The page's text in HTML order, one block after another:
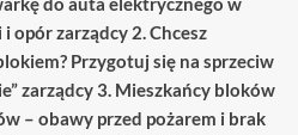
opór zarządcy 2. Chcesz
Przygotuj się na sprzeciw
zarządcy 3. Mieszkańcy bloków
– obawy przed pożarem i brak